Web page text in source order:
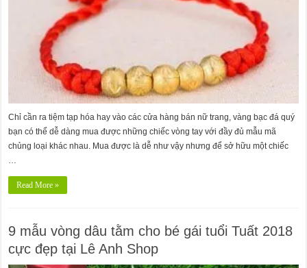
Chỉ cần ra tiệm tạp hóa hay vào các cửa hàng bán nữ trang, vàng bạc đá quý
bạn có thể dễ dàng mua được những chiếc vòng tay với đầy đủ mẫu mã
chủng loại khác nhau. Mua được là dễ như vậy nhưng để sở hữu một chiếc
Read More »
9 mẫu vòng dâu tằm cho bé gái tuổi Tuất 2018
cực đẹp tại Lê Anh Shop